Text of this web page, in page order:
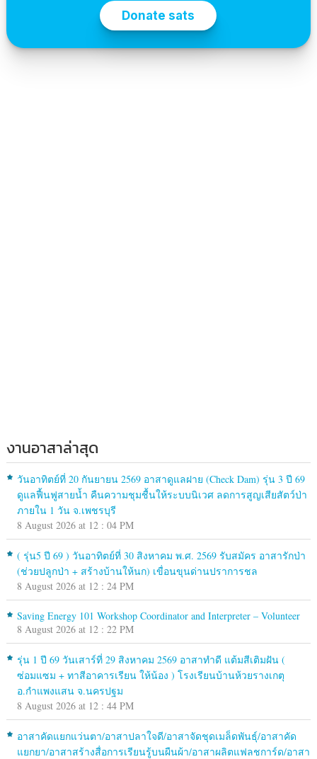
งานอาสาล่าสุด
วันอาทิตย์ที่ 20 กันยายน 2569 อาสาดูแลฝาย (Check Dam) รุ่น 3 ปี 69
ดูแลฟื้นฟูสายน้ำ คืนความชุมชื้นให้ระบบนิเวศ ลดการสูญเสียสัตว์ป่า
ภายใน 1 วัน จ.เพชรบุรี
8 August 2026 at 12 : 04 PM
( รุ่น5 ปี 69 ) วันอาทิตย์ที่ 30 สิงหาคม พ.ศ. 2569 รับสมัคร อาสารักป่า
(ช่วยปลูกป่า + สร้างบ้านให้นก) เขื่อนขุนด่านปราการชล
8 August 2026 at 12 : 24 PM
Saving Energy 101 Workshop Coordinator and Interpreter – Volunteer
8 August 2026 at 12 : 22 PM
รุ่น 1 ปี 69 วันเสาร์ที่ 29 สิงหาคม 2569 อาสาทำดี แต้มสีเติมฝัน (
ซ่อมแซม + ทาสีอาคารเรียน ให้น้อง ) โรงเรียนบ้านห้วยรางเกตุ
อ.กำแพงแสน จ.นครปฐม
8 August 2026 at 12 : 44 PM
อาสาคัดแยกแว่นตา/อาสาปลาใจดี/อาสาจัดชุดเมล็ดพันธุ์/อาสาคัด
แยกยา/อาสาสร้างสื่อการเรียนรู้บนผืนผ้า/อาสาผลิตแฟลชการ์ด/อาสา